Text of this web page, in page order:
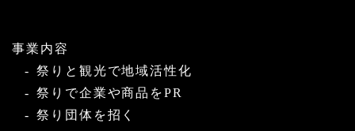
事業内容
祭りと観光で地域活性化
祭りで企業や商品をPR
祭り団体を招く